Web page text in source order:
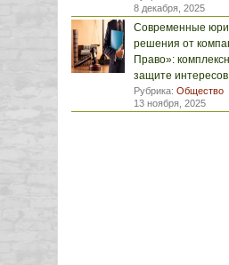
8 декабря, 2025
Современные
решения от
Право»:
защите
Рубрика: Общество
13 ноября, 2025